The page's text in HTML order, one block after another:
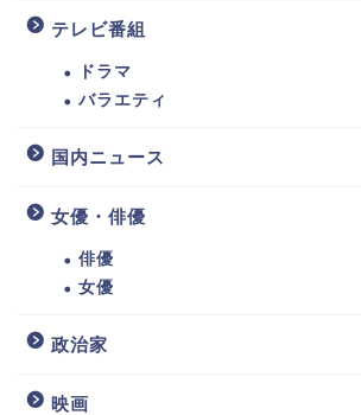
テレビ番組
ドラマ
バラエティ
国内ニュース
女優・俳優
俳優
女優
政治家
映画